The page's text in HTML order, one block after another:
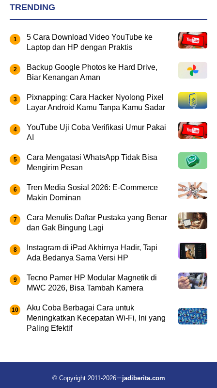
TRENDING
5 Cara Download Video YouTube ke
Laptop dan HP dengan Praktis
Backup Google Photos ke Hard Drive,
Biar Kenangan Aman
Pixnapping: Cara Hacker Nyolong Pixel
Layar Android Kamu Tanpa Kamu Sadar
YouTube Uji Coba Verifikasi Umur Pakai
AI
Cara Mengatasi WhatsApp Tidak Bisa
Mengirim Pesan
Tren Media Sosial 2026: E-Commerce
Makin Dominan
Cara Menulis Daftar Pustaka yang Benar
dan Gak Bingung Lagi
Instagram di iPad Akhirnya Hadir, Tapi
Ada Bedanya Sama Versi HP
Tecno Pamer HP Modular Magnetik di
MWC 2026, Bisa Tambah Kamera
Aku Coba Berbagai Cara untuk
Meningkatkan Kecepatan Wi-Fi, Ini yang
Paling Efektif
© Copyright 2011-2026 jadiberita.com